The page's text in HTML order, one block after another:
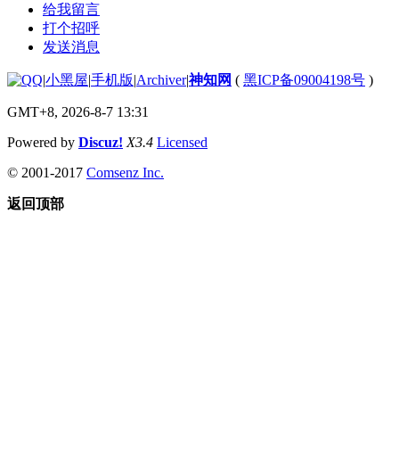
给我留言
打个招呼
发送消息
|小黑屋|手机版|Archiver|神知网 ( 黑ICP备09004198号 )
GMT+8, 2026-8-7 13:31
Powered by Discuz! X3.4 Licensed
© 2001-2017 Comsenz Inc.
返回顶部